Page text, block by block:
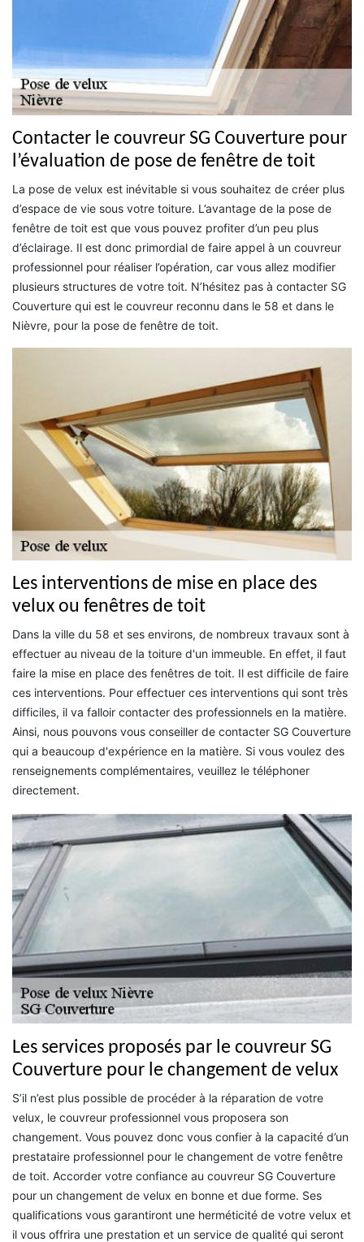
Contacter le couvreur SG Couverture pour
l’évaluation de pose de fenêtre de toit
La pose de velux est inévitable si vous souhaitez de créer plus
d’espace de vie sous votre toiture. L’avantage de la pose de
fenêtre de toit est que vous pouvez profiter d’un peu plus
d’éclairage. Il est donc primordial de faire appel à un couvreur
professionnel pour réaliser l’opération, car vous allez modifier
plusieurs structures de votre toit. N’hésitez pas à contacter SG
Couverture qui est le couvreur reconnu dans le 58 et dans le
Nièvre, pour la pose de fenêtre de toit.
Les interventions de mise en place des
velux ou fenêtres de toit
Dans la ville du 58 et ses environs, de nombreux travaux sont à
effectuer au niveau de la toiture d'un immeuble. En effet, il faut
faire la mise en place des fenêtres de toit. Il est difficile de faire
ces interventions. Pour effectuer ces interventions qui sont très
difficiles, il va falloir contacter des professionnels en la matière.
Ainsi, nous pouvons vous conseiller de contacter SG Couverture
qui a beaucoup d'expérience en la matière. Si vous voulez des
renseignements complémentaires, veuillez le téléphoner
directement.
Les services proposés par le couvreur SG
Couverture pour le changement de velux
S’il n’est plus possible de procéder à la réparation de votre
velux, le couvreur professionnel vous proposera son
changement. Vous pouvez donc vous confier à la capacité d’un
prestataire professionnel pour le changement de votre fenêtre
de toit. Accorder votre confiance au couvreur SG Couverture
pour un changement de velux en bonne et due forme. Ses
qualifications vous garantiront une herméticité de votre velux et
il vous offrira une prestation et un service de qualité qui seront